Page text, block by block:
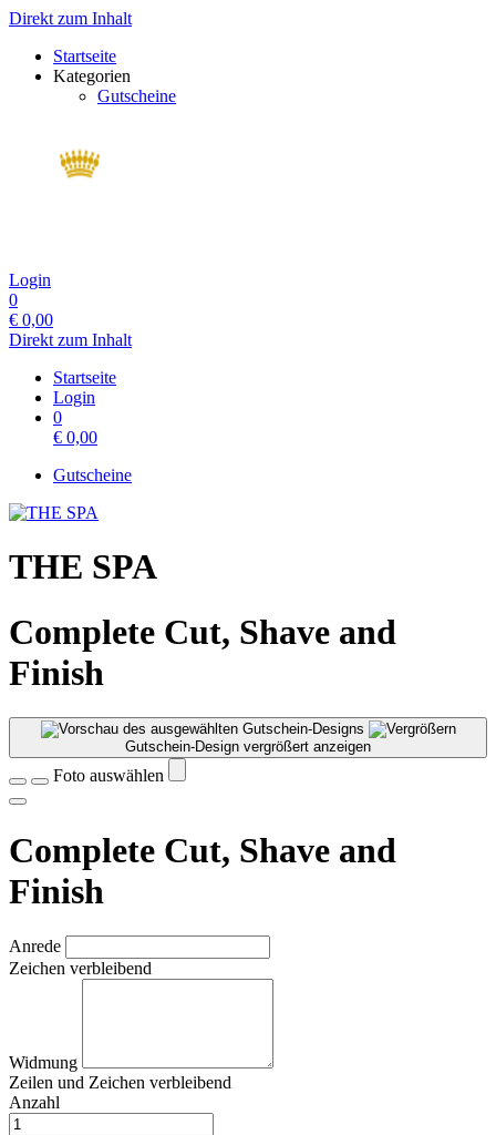
Direkt zum Inhalt
Startseite
Kategorien
Gutscheine
Login
0
€ 0,00
Direkt zum Inhalt
Startseite
Login
0
€ 0,00
Gutscheine
THE SPA
Complete Cut, Shave and
Finish
Gutschein-Design vergrößert anzeigen
Foto auswählen
Complete Cut, Shave and
Finish
Anrede
Zeichen verbleibend
Widmung
Zeilen und Zeichen verbleibend
Anzahl